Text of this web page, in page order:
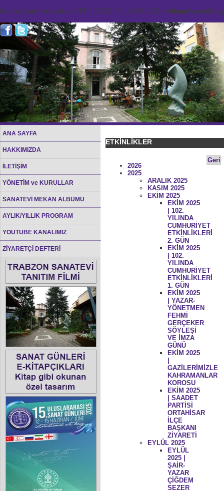
Notice: Undefined index: HTTP_ACCEPT_LANGUAGE in /home/
ANA SAYFA
HAKKIMIZDA
İLETİŞİM
YÖNETİM ve KURULLAR
SANATEVİ MEKAN ALBÜMÜ
AYLIK/YILLIK PROGRAM
YOUTUBE KANALIMIZ
ZİYARETÇİ DEFTERİ
ETKİNLİKLER
Geri
2026
2025
ARALIK 2025
KASIM 2025
EKİM 2025
EKİM 2025
| 102.
YILINDA
CUMHURİYET
ETKİNLİKLERİ
2. GÜN
EKİM 2025
| 102.
YILINDA
CUMHURİYET
ETKİNLİKLERİ
1. GÜN
EKİM 2025
| YAZAR-
YÖNETMEN
FEHMİ
GERÇEKER
SÖYLEŞİ
VE İMZA
GÜNÜ
EKİM 2025
GAZİLERİMİZLE
KAHRAMANLAR
KOROSU
EKİM 2025
| SAADET
PARTİSİ
ORTAHİSAR
İLÇE
BAŞKANI
ZİYARETİ
EYLÜL 2025
EYLÜL
2025 |
ŞAİR-
YAZAR
ÇİĞDEM
SEZER